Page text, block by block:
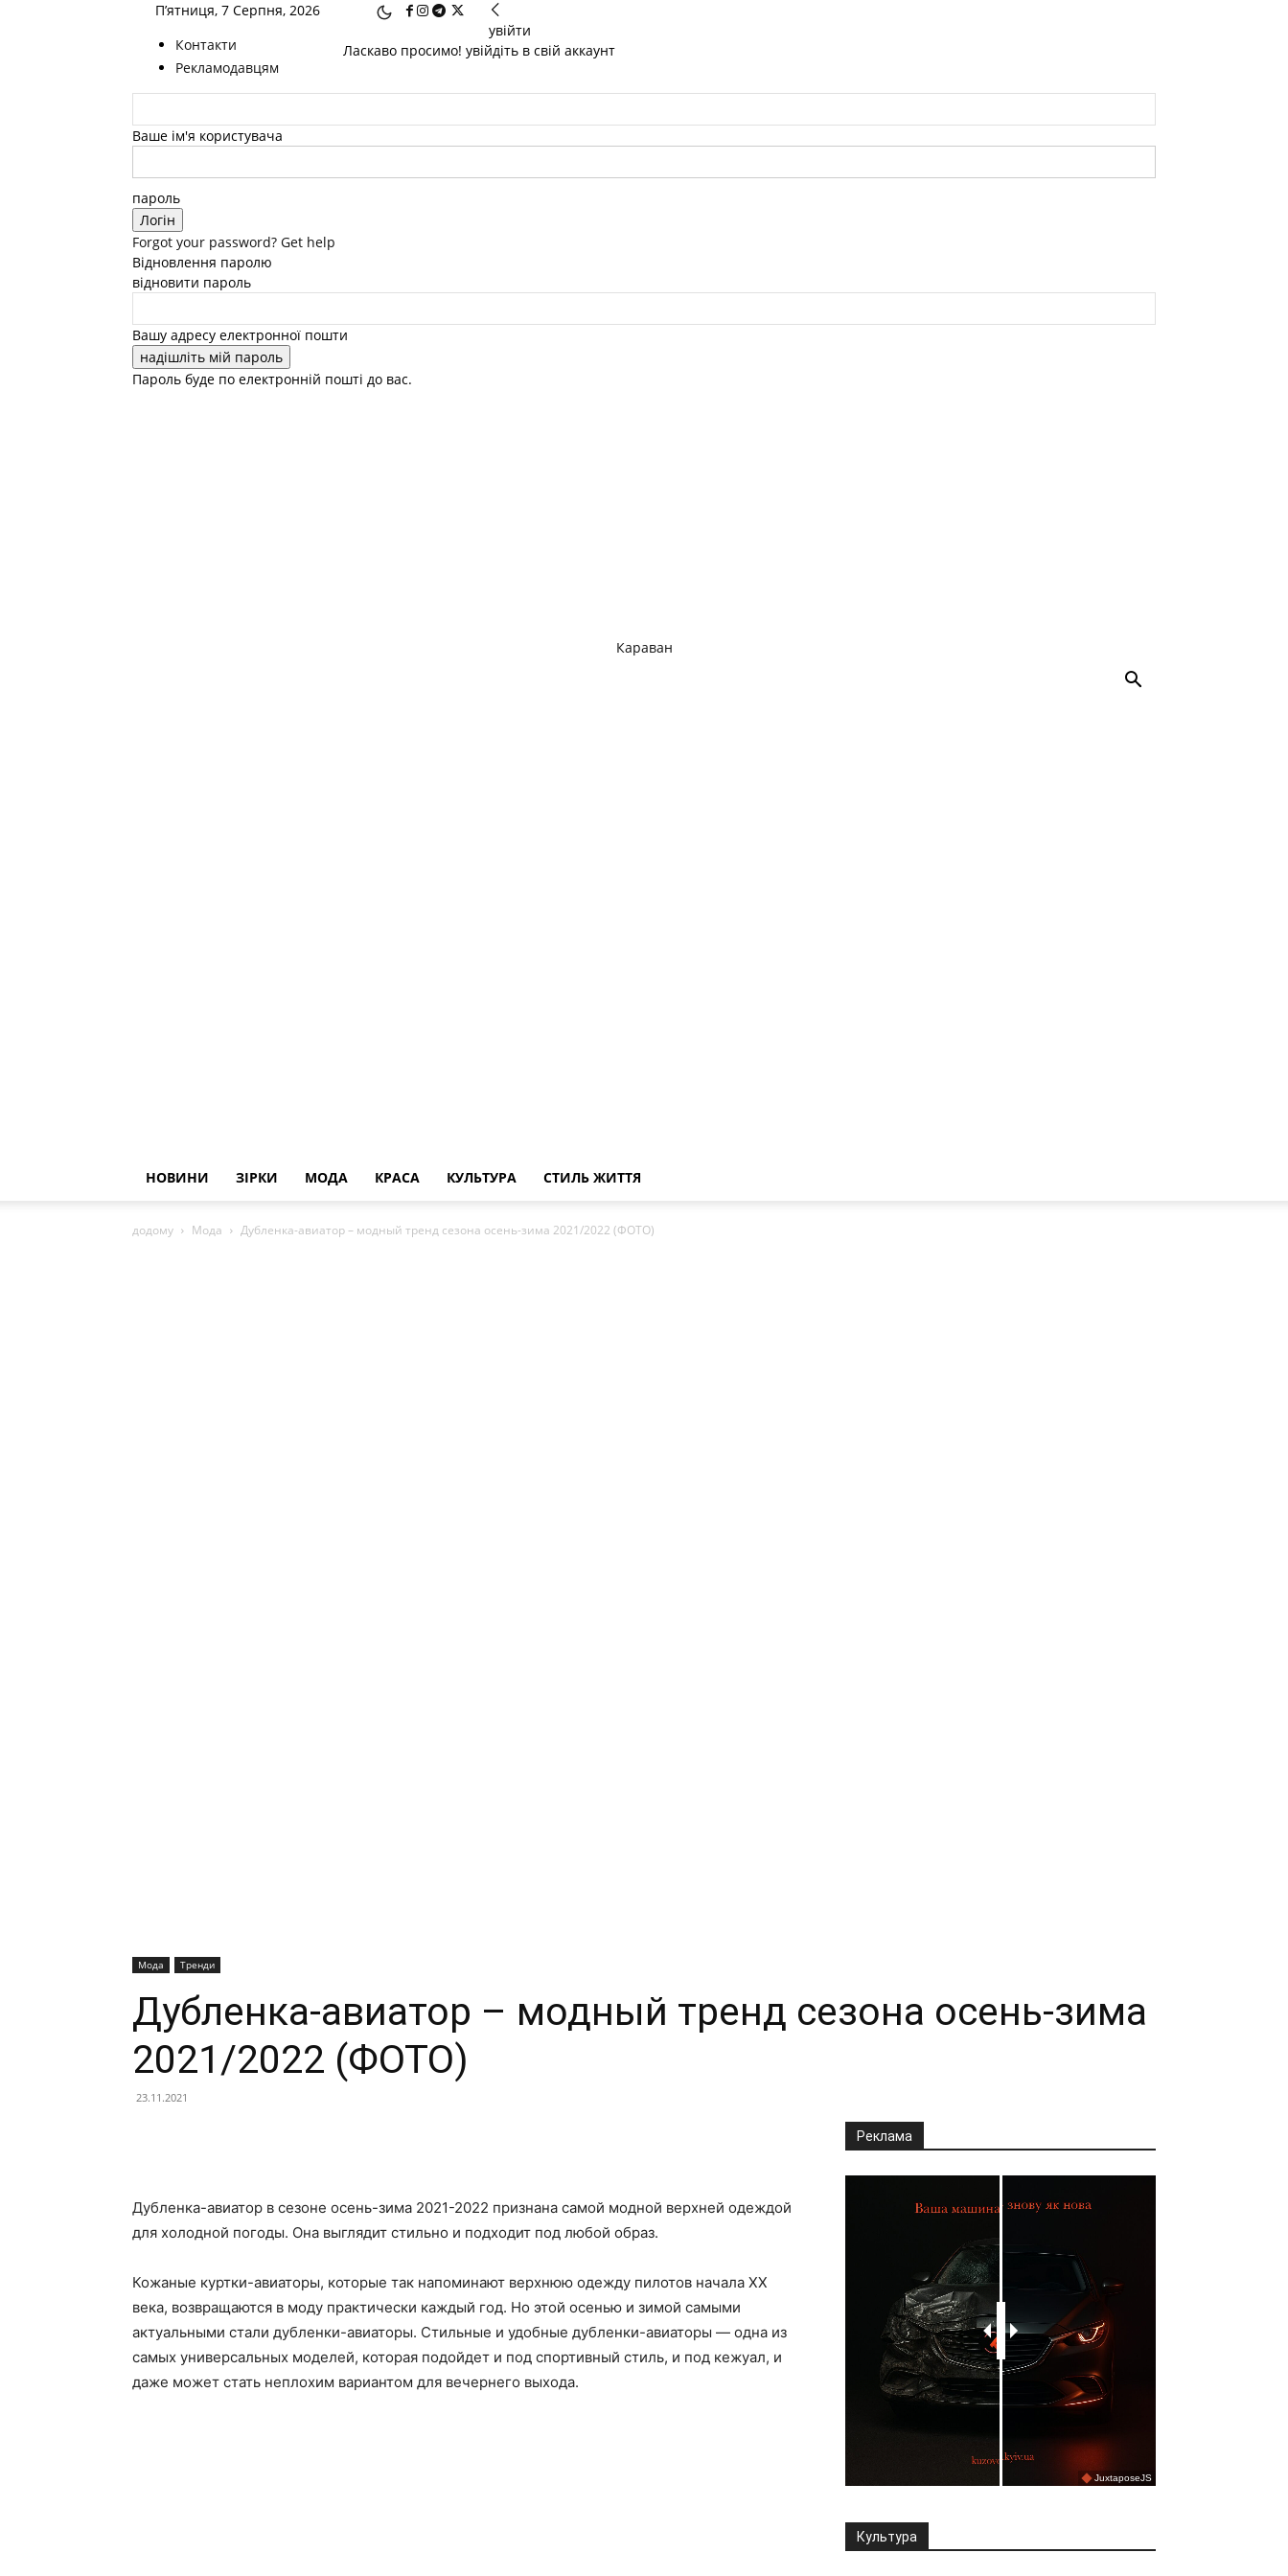
П’ятниця, 7 Серпня, 2026
Контакти
Рекламодавцям
увійти
Ласкаво просимо! увійдіть в свій аккаунт
Ваше ім'я користувача
пароль
Forgot your password? Get help
Відновлення паролю
відновити пароль
Вашу адресу електронної пошти
Пароль буде по електронній пошті до вас.
Караван
НОВИНИ ЗІРКИ МОДА КРАСА КУЛЬТУРА СТИЛЬ ЖИТТЯ
додому Мода Дубленка-авиатор – модный тренд сезона осень-зима 2021/2022 (ФОТО)
Мода Тренди
Дубленка-авиатор – модный тренд сезона осень-зима
2021/2022 (ФОТО)
23.11.2021
Дубленка-авиатор в сезоне осень-зима 2021-2022 признана самой модной верхней одеждой
для холодной погоды. Она выглядит стильно и подходит под любой образ.
Кожаные куртки-авиаторы, которые так напоминают верхнюю одежду пилотов начала ХХ
века, возвращаются в моду практически каждый год. Но этой осенью и зимой самыми
актуальными стали дубленки-авиаторы. Стильные и удобные дубленки-авиаторы — одна из
самых универсальных моделей, которая подойдет и под спортивный стиль, и под кежуал, и
даже может стать неплохим вариантом для вечернего выхода.
Реклама
Культура